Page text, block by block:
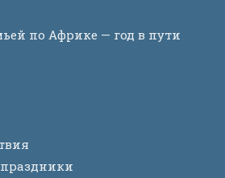
по Африке — год в пути